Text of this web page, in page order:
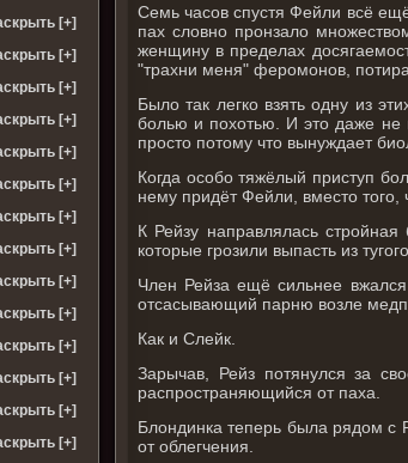
[+]
[+]
[+]
[+]
[+]
[+]
[+]
[+]
[+]
[+]
[+]
[+]
[+]
[+]
Семь часов спустя Фейли всё
пах словно пронзало
женщину в пределах
"трахни меня" феромонов,
Было так легко взять одну из
болью и похотью. И это даже не
просто потому что вынуждает
Когда особо тяжёлый приступ
нему придёт Фейли, вместо того,
К Рейзу направлялась
которые грозили выпасть из
Член Рейза ещё сильнее
отсасывающий парню возле
Как и Слейк.
Зарычав, Рейз потянулся за
распространяющийся от паха.
Блондинка теперь была рядом с
от облегчения.